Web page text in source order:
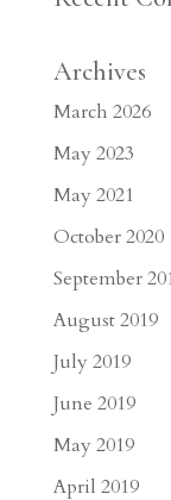
Archives
March 2026
May 2023
May 2021
October 2020
September
August 2019
July 2019
June 2019
May 2019
April 2019